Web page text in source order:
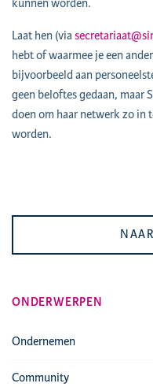
Laat hen (via
hebt of waarmee je een
bijvoorbeeld aan
geen beloftes gedaan, maar
doen om haar netwerk zo in
worden.
ONDERWERPEN
Ondernemen
Community